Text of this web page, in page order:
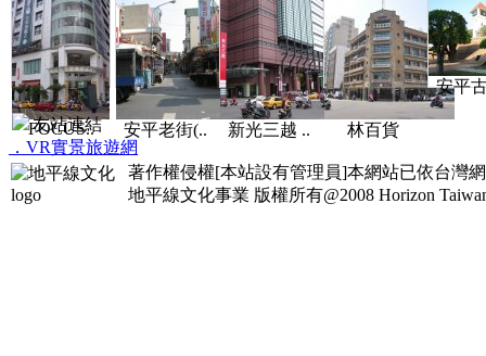
FOCUS.. 安平老街(.. 新光三越 .. 林百貨
安平
友站連結
．VR實景旅遊網
著作權侵權[本站設有管理員]本網站已依台灣
地平線文化事業 版權所有@2008 Horizon